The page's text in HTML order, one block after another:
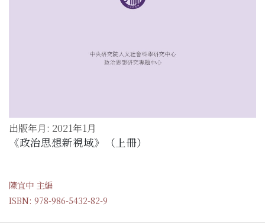
出版年月: 2021年1月
《政治思想新視域》（上冊）
陳宜中 主編
ISBN: 978-986-5432-82-9